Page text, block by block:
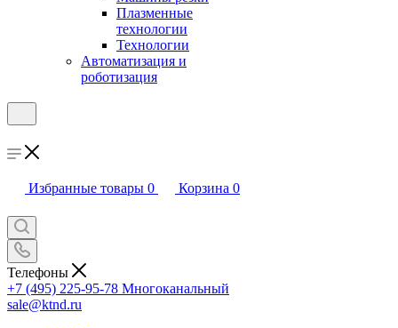
Плазменные
технологии
Технологии
Автоматизация и
роботизация
Избранные товары 0 Корзина 0
Телефоны
+7 (495) 225-95-78 Многоканальный
sale@ktnd.ru